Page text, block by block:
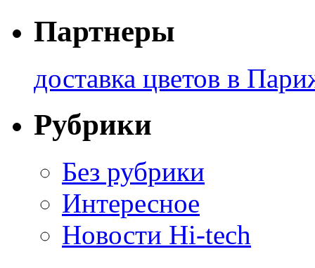
Партнеры
доставка цветов в
Рубрики
Без рубрики
Интересное
Новости Hi-tech